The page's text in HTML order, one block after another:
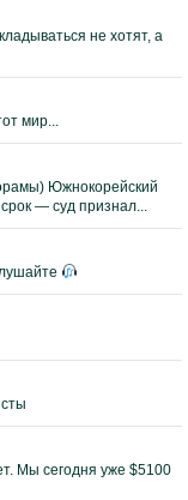
не хотят, а
мир...
Южнокорейский
— суд признал...
Мы сегодня уже $5100